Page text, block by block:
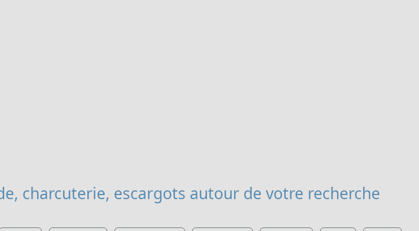
charcuterie, escargots autour de votre recherche